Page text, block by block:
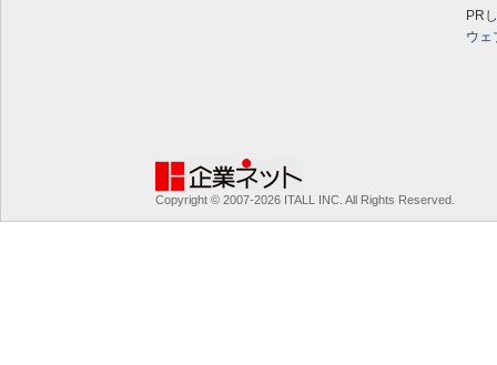
PR
ウェ
Copyright © 2007-2026 ITALL INC. All Rights Reserved.